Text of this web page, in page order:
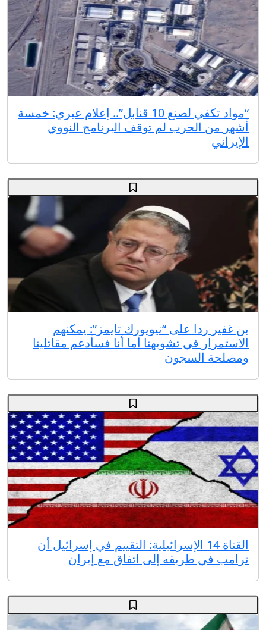
“مواد تكفي لصنع 10 قنابل”.. إعلام عبري: خمسة
أشهر من الحرب لم توقف البرنامج النووي
الإيراني
بن غفير ردا على “نيويورك تايمز”: يمكنهم
الاستمرار في تشويهنا أما أنا فسأدعم مقاتلينا
ومصلحة السجون
القناة 14 الإسرائيلية: التقييم في إسرائيل أن
ترامب في طريقه إلى اتفاق مع إيران